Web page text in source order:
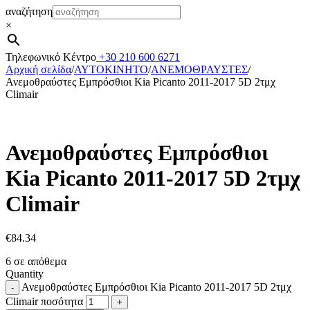
αναζήτηση
×
Τηλεφωνικό Κέντρο +30 210 600 6271
Αρχική σελίδα/ΑΥΤΟΚΙΝΗΤΟ/ΑΝΕΜΟΘΡΑΥΣΤΕΣ/
Ανεμοθραύστες Εμπρόσθιοι Kia Picanto 2011-2017 5D 2τμχ
Climair
Ανεμοθραύστες Εμπρόσθιοι
Kia Picanto 2011-2017 5D 2τμχ
Climair
€84.34
6 σε απόθεμα
Quantity
Ανεμοθραύστες Εμπρόσθιοι Kia Picanto 2011-2017 5D 2τμχ
Climair ποσότητα